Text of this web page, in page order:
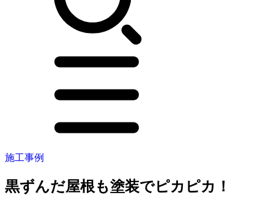
施工事例
黒ずんだ屋根も塗装でピカピカ！